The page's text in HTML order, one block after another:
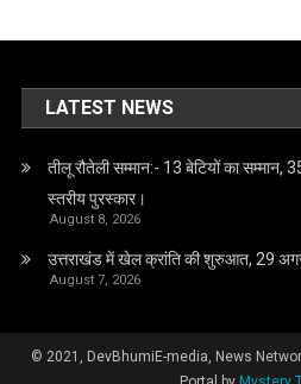
LATEST NEWS
तीलू रौतेली सम्मान:- 13 बेटियों का सम्मान,
स्तरीय पुरस्कार।
August 8, 2026
उत्तराखंड में खेल क्रांति की शुरुआत, 29
August 7, 2026
© 2021, DevBhumiE-media, News